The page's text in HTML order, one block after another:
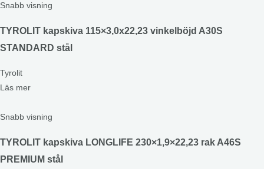
Snabb visning
TYROLIT kapskiva 115×3,0x22,23 vinkelböjd A30S
STANDARD stål
Tyrolit
Läs mer
Snabb visning
TYROLIT kapskiva LONGLIFE 230×1,9×22,23 rak A46S
PREMIUM stål